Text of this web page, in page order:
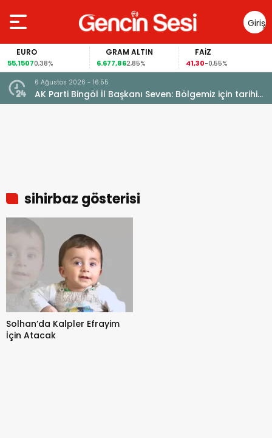
Giriş
Yap
EURO
55,15070,38%
GRAM ALTIN
6.677,862,85%
FAİZ
41,30-0,55%
6 Ağustos 2026 - 16:55
AK Parti Bingöl İl Başkanı Seven: Bölgemiz için tarihi
fırsat pencereleri açılıyor
sihirbaz gösterisi
Solhan’da Kalpler Efrayim
İçin Atacak